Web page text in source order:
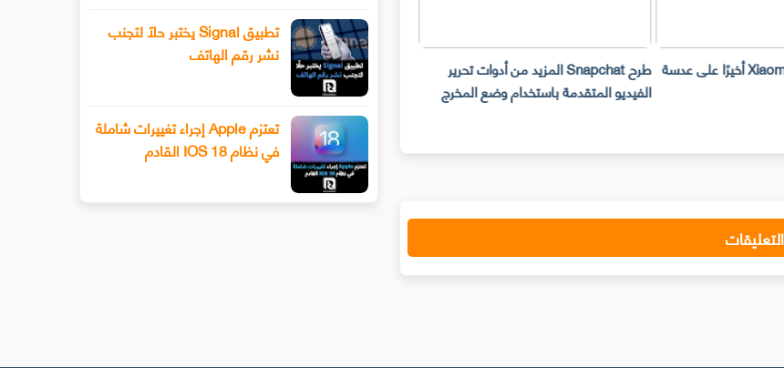
سيحصل هاتف Xiaomi 13 أخيرًا على عدسة طرح Snapchat المزيد من أدوات تحرير
الفيديو المتقدمة باستخدام وضع المخرج
تيكتوك تعمل على منصة مستقلة لبث
الموسيقى
تطبيق Signal يختبر حلًا لتجنب
نشر رقم الهاتف
تعتزم Apple إجراء تغييرات شاملة
في نظام IOS 18 القادم